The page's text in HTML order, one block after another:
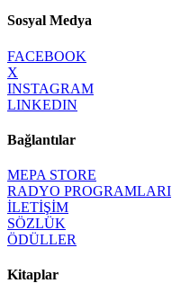
Sosyal Medya
FACEBOOK
X
INSTAGRAM
LINKEDIN
Bağlantılar
MEPA STORE
RADYO PROGRAMLARI
İLETİŞİM
SÖZLÜK
ÖDÜLLER
Kitaplar